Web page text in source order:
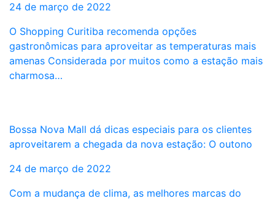
24 de março de 2022
O Shopping Curitiba recomenda opções
gastronômicas para aproveitar as temperaturas mais
amenas Considerada por muitos como a estação mais
charmosa…
Bossa Nova Mall dá dicas especiais para os clientes
aproveitarem a chegada da nova estação: O outono
24 de março de 2022
Com a mudança de clima, as melhores marcas do